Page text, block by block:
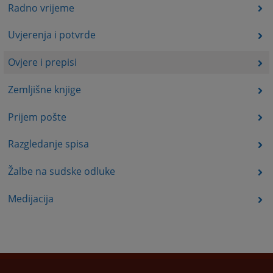
Radno vrijeme
Uvjerenja i potvrde
Ovjere i prepisi
Zemljišne knjige
Prijem pošte
Razgledanje spisa
Žalbe na sudske odluke
Medijacija